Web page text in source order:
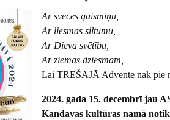
Ar sveces gaismiņu,
Ar liesmas siltumu,
Ar Dieva svētību,
Ar ziemas dziesmām,
Lai TREŠAJĀ Adventē nāk pie
2024. gada 15. decembrī jau
Kandavas kultūras namā